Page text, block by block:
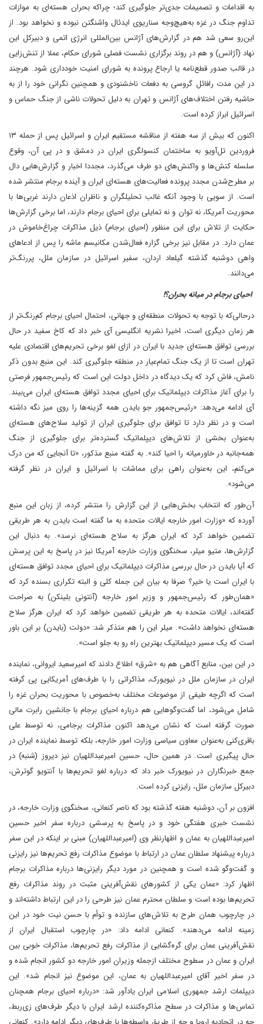
به اقدامات و تصمیمات جدی‌تر جلوگیری کند؛ چرا‌که بحران هسته‌ای به موازات
تداوم جنگ در غزه به‌هیچ‌وجه سناریوی ایدئال واشنگتن نبوده و نخواهد بود. از
این‌رو سعی شد هم در گزارش‌های آژانس بین‌المللی انرژی اتمی و دبیرکل این
نهاد (آژانس) و هم در روند برگزاری نشست فصلی شورای حکام، عملا از تنش‌زایی
در قالب صدور قطع‌نامه‌ یا ارجاع پرونده به شورای امنیت خودداری شود. هرچند
در این مدت رافائل گروسی به دفعات ناخشنودی و همچنین نگرانی خود را از به
حاشیه رفتن اختلاف‌های آژانس و تهران به دلیل تحولات ناشی از جنگ حماس و
اسرائیل ابراز کرده است.
اکنون که بیش از سه هفته از مناقشه مستقیم ایران و اسرائیل پس از حمله ۱۳
فروردین تل‌آویو به ساختمان کنسولگری ایران در دمشق ‌و در پی آن، وقوع
سلسله کنش‌ها و واکنش‌های دو طرف می‌گذرد، مجددا اخبار و گزارش‌هایی دال
بر مطرح‌شدن مجدد پرونده فعالیت‌های هسته‌ای ایران و آینده برجام منتشر شده
است. از سویی با وجود آنکه غالب تحلیلگران و ناظران اذعان دارند غربی‌ها با
محوریت آمریکا، نه توان و نه تمایلی برای احیای برجام دارند، اما برخی گزارش‌ها
حکایت از تلاش برای این منظور (احیای برجام)‌ ذیل مذاکرات چراغ‌خاموش در
عمان دارد. در مقابل نیز برخی گزاره فعال‌شدن مکانیسم ماشه را پس از ادعاهای
واهی دوشنبه گذشته گیلعاد اردان، سفیر اسرائیل در سازمان ملل، پررنگ‌تر
می‌دانند.
احیای برجام در میانه بحران؟!
درحالی‌که با توجه به تحولات منطقه‌ای و جهانی، احتمال احیای برجام کم‌رنگ‌تر از
هر زمان دیگری است، ‌اخیرا نشریه انگلیسی آی خبر داد که کاخ سفید در حال
بررسی توافق هسته‌ای جدید با ایران در ازای لغو برخی تحریم‌های اقتصادی علیه
تهران است تا از یک جنگ تمام‌عیار در منطقه جلوگیری کند. این منبع بدون ذکر
نامش، فاش کرد که یک دیدگاه در داخل دولت این است که رئیس‌جمهور فرصتی
را برای آغاز مذاکرات دیپلماتیک برای احیای مجدد توافق هسته‌ای ایران می‌بیند.
آی ادامه می‌دهد‌: «رئیس‌جمهور جو بایدن همه گزینه‌ها را روی میز نگه داشته
است و در نظر دارد تا توافق برای جلوگیری ایران از تولید سلاح‌های هسته‌ای
به‌عنوان بخشی از تلاش‌های دیپلماتیک گسترده‌تر برای جلوگیری از جنگ
همه‌جانبه در خاورمیانه را احیا کند». به گفته منبع مذکور، «تا آنجایی که من درک
می‌کنم، این به‌عنوان راهی برای مماشات با اسرائیل و ایران در نظر گرفته
می‌شود».
آن‌طور که انتخاب بخش‌هایی از این گزارش را منتشر کرده، از زبان این منبع
آورده که‌ «وزارت امور خارجه ایالات متحده به ما گفته است بایدن به هر طریقی
تضمین خواهد کرد که ایران هرگز به سلاح هسته‌ای نرسد». به دنبال این
گزارش‌ها‌، متیو میلر، سخنگوی وزارت خارجه آمریکا نیز در پاسخ به این پرسش
که آیا بایدن در حال بررسی مذاکرات دیپلماتیک برای احیای مجدد توافق هسته‌ای
با ایران است یا خیر؟ صرفا به بیان این جمله کلی و البته تکراری بسنده کرد‌ که
«همان‌طور که رئیس‌جمهور و وزیر امور خارجه (آنتونی بلینکن) به صراحت
گفته‌اند، ایالات متحده به هر طریقی تضمین خواهد کرد که ایران هرگز سلاح
هسته‌ای نخواهد داشت». میلر این را هم متذکر شد: «دولت (بایدن) بر این باور
است که یک مسیر دیپلماتیک بهترین راه رو به جلو است».
در این بین، منابع آگاهی هم به «شرق» اطلاع دادند که امیرسعید ایروانی، نماینده
ایران در سازمان ملل در نیویورک، مذاکراتی را با طرف‌های آمریکایی پی گرفته
است که اگرچه طیفی از موضوعات مختلف به‌خصوص با محوریت بحران غزه را
شامل می‌شود، اما گفت‌وگوهایی هم درباره احیای برجام با جانشین رابرت مالی
صورت گرفته است که نشان می‌دهد اکنون مذاکرات برجامی، نه توسط علی
باقری‌کنی به‌عنوان معاون سیاسی وزارت امور خارجه، بلکه توسط نماینده ایران در
حال پیگیری است. در همین حال، حسین امیرعبداللهیان نیز دیروز (شنبه) در
جمع خبرنگاران در نیویورک خبر داد که درباره لغو تحریم‌ها با آنتویو گوترش،
دبیرکل سازمان ملل، رایزنی کرده است.
افزون بر آن، دوشنبه هفته گذشته بود که ناصر کنعانی، سخنگوی وزارت خارجه، در
نشست خبری هفتگی خود و در پاسخ به پرسشی درباره سفر اخیر حسین
امیرعبداللهیان به عمان و اظهار‌نظر وی (امیرعبداللهیان) مبنی بر اینکه در این سفر
درباره پیشنهاد سلطان عمان در ارتباط با موضوع مذاکرات رفع تحریم‌ها نیز رایزنی
و گفت‌وگو شده است و همچنین در مورد دیگر رایزنی‌ها درباره مذاکرات برجام
اظهار کرد: «عمان یکی از کشورهای نقش‌آفرینی مثبت در روند مذاکرات رفع
تحریم‌ها بوده است و سلطان محترم عمان نیز طرحی را در این ارتباط داشته‌اند و
در چارچوب همان طرح به تلاش‌های سازنده و توأم با حسن نیت خود در این
زمینه ادامه می‌دهند». کنعانی ادامه داد: «در چارچوب استقبال ایران از
نقش‌آفرینی عمان برای گره‌گشایی از مذاکرات رفع تحریم‌ها، مذاکرات خوبی بین
ایران و عمان در سطوح مختلف از‌جمله وزیران امور خارجه دو کشور انجام شده و
در سفر اخیر آقای امیرعبداللهیان به عمان، این موضوع نیز انجام شد». این
دیپلمات ارشد جمهوری اسلامی ایران یادآور شد: «درباره احیای برجام همچنان
تماس‌ها و مذاکرات در سطح مذاکره‌کننده ارشد ایران با دیگر طرف‌های زی‌ربط،